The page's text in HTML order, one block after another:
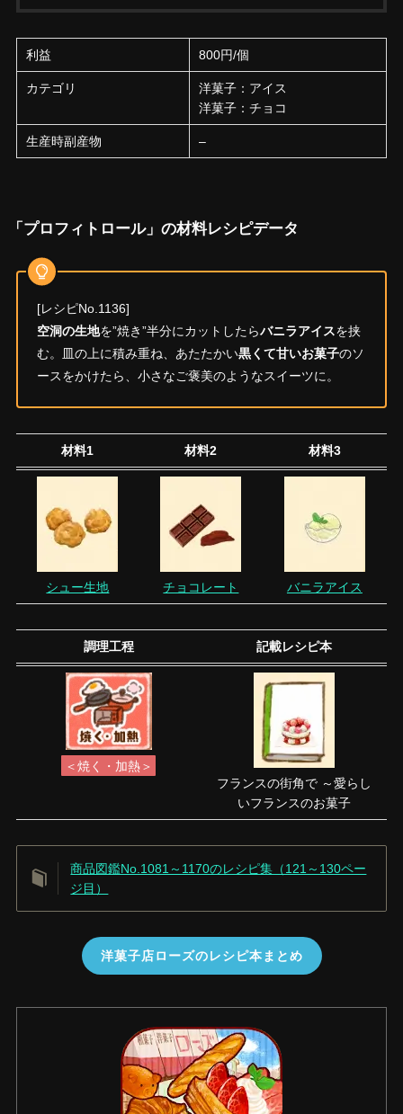
利益 800円/個
カテゴリ
洋菓子：アイス
洋菓子：チョコ
生産時副産物 –
「プロフィトロール」の材料レシピデータ
[レシピNo.1136]
空洞の生地を”焼き”半分にカットしたらバニラアイスを挟
む。皿の上に積み重ね、あたたかい黒くて甘いお菓子のソ
ースをかけたら、小さなご褒美のようなスイーツに。
材料1 材料2 材料3
シュー生地 チョコレート バニラアイス
調理工程 記載レシピ本
＜焼く・加熱＞
フランスの街角で ～愛らし
いフランスのお菓子
商品図鑑No.1081～1170のレシピ集（121～130ペー
ジ目）
洋菓子店ローズのレシピ本まとめ